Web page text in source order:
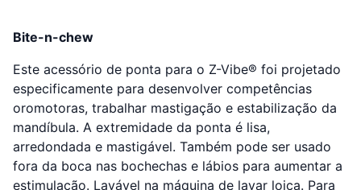
Bite-n-chew
Este acessório de ponta para o Z-Vibe® foi projetado
especificamente para desenvolver competências
oromotoras, trabalhar mastigação e estabilização da
mandíbula. A extremidade da ponta é lisa,
arredondada e mastigável. Também pode ser usado
fora da boca nas bochechas e lábios para aumentar a
estimulação. Lavável na máquina de lavar loiça. Para